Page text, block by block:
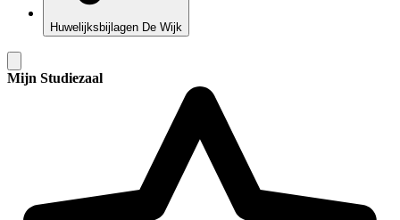
Huwelijksbijlagen De Wijk
Mijn Studiezaal